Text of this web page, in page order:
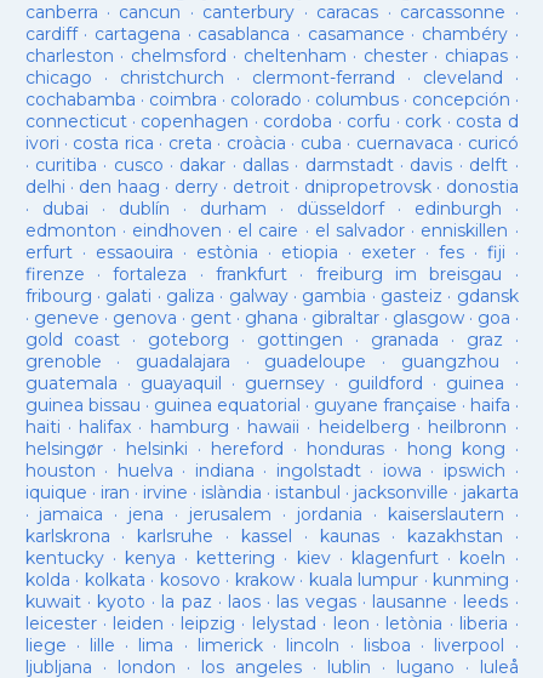
canberra · cancun · canterbury · caracas · carcassonne ·
cardiff· cartagena · casablanca · casamance · chambéry·
charleston · chelmsford · cheltenham · chester· chiapas ·
chicago · christchurch · clermont-ferrand · cleveland ·
cochabamba · coimbra · colorado · columbus· concepción ·
connecticut· copenhagen · cordoba · corfu · cork · costa d
ivori · costa rica · creta · croàcia · cuba · cuernavaca · curicó
· curitiba · cusco · dakar · dallas · darmstadt· davis · delft ·
delhi · den haag · derry· detroit· dnipropetrovsk· donostia
· dubai · dublín · durham · düsseldorf· edinburgh ·
edmonton · eindhoven · el caire · el salvador · enniskillen ·
erfurt· essaouira · estònia · etiopia · exeter· fes· fiji ·
firenze ·fortaleza · frankfurt· freiburg im breisgau ·
fribourg · galati · galiza · galway· gambia · gasteiz · gdansk
· geneve · genova · gent· ghana · gibraltar· glasgow· goa ·
gold coast · goteborg · gottingen · granada · graz ·
grenoble · guadalajara · guadeloupe · guangzhou ·
guatemala · guayaquil · guernsey· guildford · guinea ·
guinea bissau · guinea equatorial · guyane française · haifa ·
haiti · halifax · hamburg · hawaii · heidelberg · heilbronn ·
helsingør· helsinki · hereford · honduras· hong kong ·
houston · huelva · indiana · ingolstadt· iowa · ipswich ·
iquique · iran · irvine · islàndia · istanbul · jacksonville · jakarta
· jamaica · jena · jerusalem · jordania · kaiserslautern ·
karlskrona · karlsruhe · kassel · kaunas· kazakhstan ·
kentucky· kenya · kettering · kiev· klagenfurt · koeln ·
kolda · kolkata · kosovo · krakow· kuala lumpur · kunming ·
kuwait· kyoto · la paz · laos· las vegas· lausanne · leeds ·
leicester· leiden · leipzig · lelystad · leon · letònia · liberia ·
liege · lille · lima · limerick· lincoln · lisboa · liverpool ·
ljubljana · london · los angeles· lublin · lugano · luleå